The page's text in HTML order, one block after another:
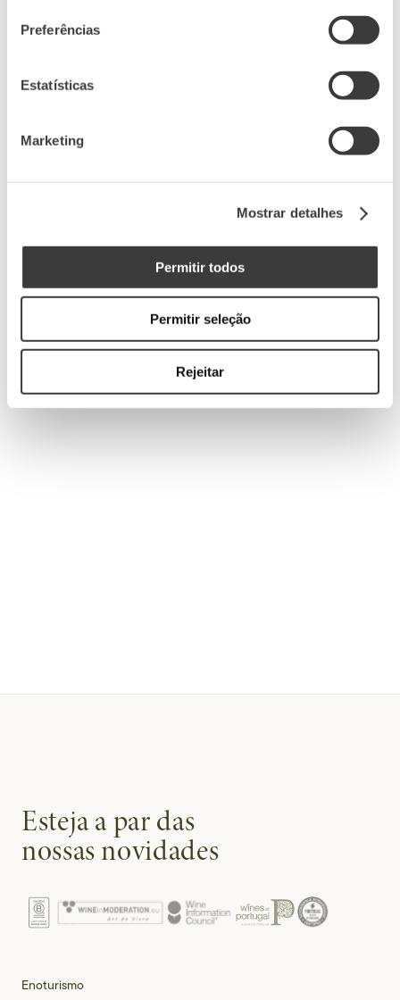
Preferências
Estatísticas
Marketing
Mostrar detalhes
Permitir todos
Permitir seleção
Rejeitar
Esteja a par das
nossas novidades
Enoturismo